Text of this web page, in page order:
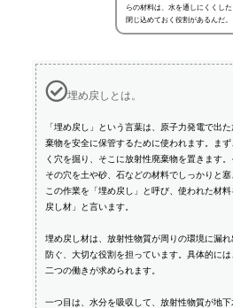
らの材料は、水を通しにくくし
閉じ込めておく役割があるんだ。
埋め戻しとは。
「埋め戻し」という言葉は、原子力発電で出
棄物を安全に保管するために使われます。ま
く穴を掘り、そこに放射性廃棄物を置きます。
その穴を土や砂、石などの材料でしっかりと塞
この作業を「埋め戻し」と呼び、使われた材
戻し材」と言います。
埋め戻し材は、放射性物質が周りの環境に漏れ
防ぐ、大切な役割を担っています。具体的に
二つの働きが求められます。
一つ目は、水分を吸収して、放射性物質が地下